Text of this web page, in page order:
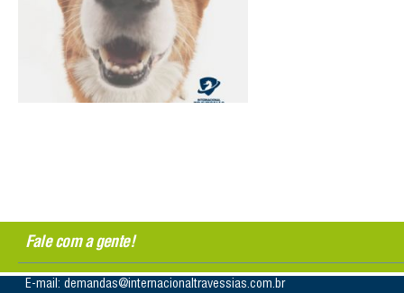
Fale com a gente!
E-mail: demandas@internacionaltravessias.com.br